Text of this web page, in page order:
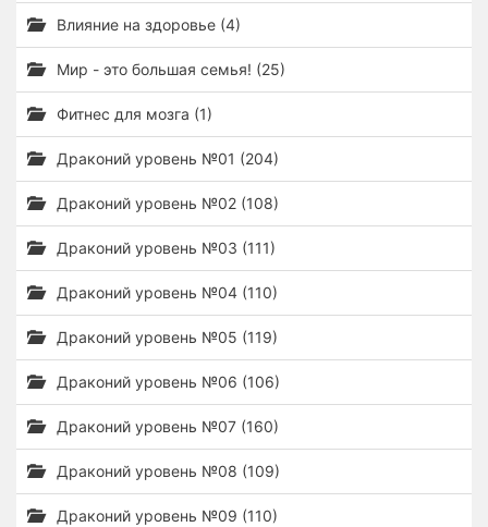
Влияние на здоровье (4)
Мир - это большая семья! (25)
Фитнес для мозга (1)
Драконий уровень №01 (204)
Драконий уровень №02 (108)
Драконий уровень №03 (111)
Драконий уровень №04 (110)
Драконий уровень №05 (119)
Драконий уровень №06 (106)
Драконий уровень №07 (160)
Драконий уровень №08 (109)
Драконий уровень №09 (110)